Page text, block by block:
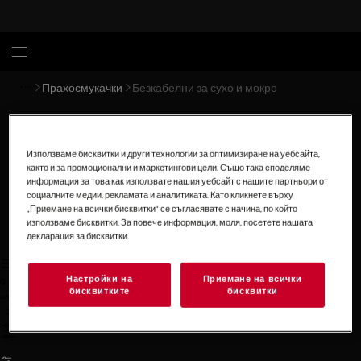
Прахосмукачки Безкабелни за сухо и мокро
Сухо и мокро почистване
Акумулаторната прахосмукачкаULTIMATE 8000
Wet&Dryгарантира ефективно и прецизно сухо и
мокро почистване на всички видове твърди подови
настилки. С нея лесно и без усилие премахвате
както разливания, така и засъхнали замърсявания,
Използваме бисквитки и други технологии за оптимизиране на уебсайта,
както и за промоционални и маркетингови цели. Също така споделяме
информация за това как използвате нашия уебсайт с нашите партньори от
социалните медии, рекламата и аналитиката. Като кликнете върху
„Приемане на всички бисквитки“ се съгласявате с начина, по който
използваме бисквитки. За повече информация, моля, посетете нашата
декларация за бисквитки.
Настройки на
бисквитките
Приемане на всички
бисквитки